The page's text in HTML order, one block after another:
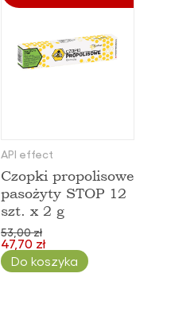
API effect
Czopki propolisowe
pasożyty STOP 12
szt. x 2 g
53,00 zł
47,70 zł
Do koszyka